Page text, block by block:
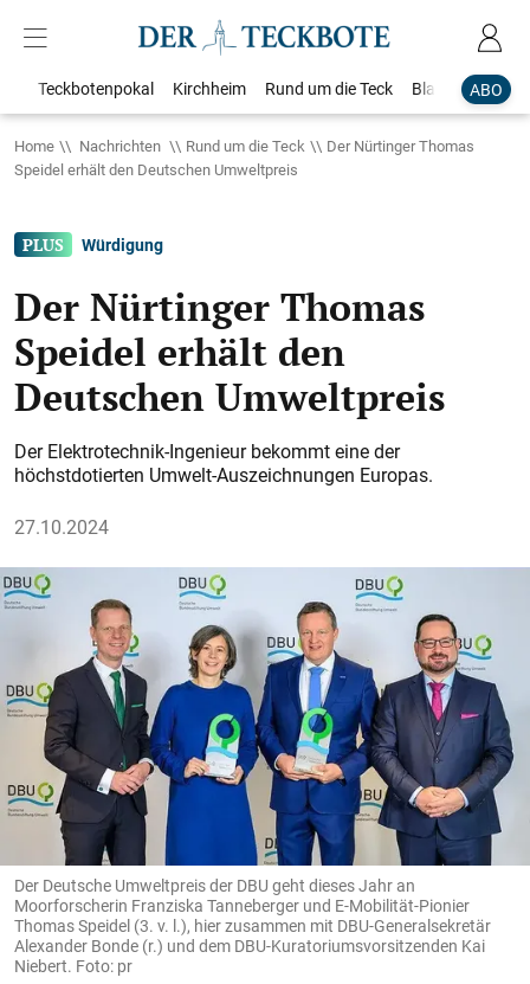
ABO
Teckbotenpokal Kirchheim Rund um die Teck Blaulicht
Home Nachrichten Rund um die Teck
Der Nürtinger Thomas
Speidel erhält den Deutschen Umweltpreis
Würdigung
Der Nürtinger Thomas
Speidel erhält den
Deutschen Umweltpreis
Der Elektrotechnik-Ingenieur bekommt eine der
höchstdotierten Umwelt-Auszeichnungen Europas.
27.10.2024
Der Deutsche Umweltpreis der DBU geht dieses Jahr an
Moorforscherin Franziska Tanneberger und E-Mobilität-Pionier
Thomas Speidel (3. v. l.), hier zusammen mit DBU-Generalsekretär
Alexander Bonde (r.) und dem DBU-Kuratoriumsvorsitzenden Kai
Niebert. Foto: pr